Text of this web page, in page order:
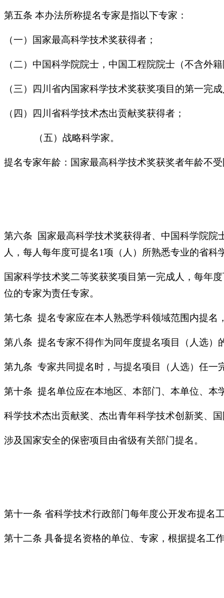
第五条 本办法所称提名专家是指以下专家：
（一）国家最高科学技术奖获得者；
（二）中国科学院院士，中国工程院院士（不含外
（三）四川省内国家科学技术奖获奖项目的第一完
（四）四川省科学技术杰出贡献奖获得者；
（五）战略科学家。
提名专家年龄：国家最高科学技术奖获奖者年龄不
第六条 国家最高科学技术奖获得者、中国科学院院
人，每人每年度可提名1项（人）所熟悉专业的省科
国家科学技术奖二等奖获奖项目第一完成人，每年
位的专家为责任专家。
第七条 提名专家应在本人熟悉学科领域范围内提名
第八条 提名专家不得作为同年度提名项目（人选）
第九条 专家共同提名时，与提名项目（人选）任一
第十条 提名单位应在本地区、本部门、本单位、本
科学技术杰出贡献奖、杰出青年科学技术创新奖、
涉及国家安全的保密项目由省级有关部门提名。
第十一条 省科学技术行政部门每年度公开发布提名
第十二条 具备提名资格的单位、专家，根据提名工